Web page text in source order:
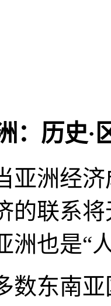
：历史·
亚洲经
的联系
洲也是“
数东南